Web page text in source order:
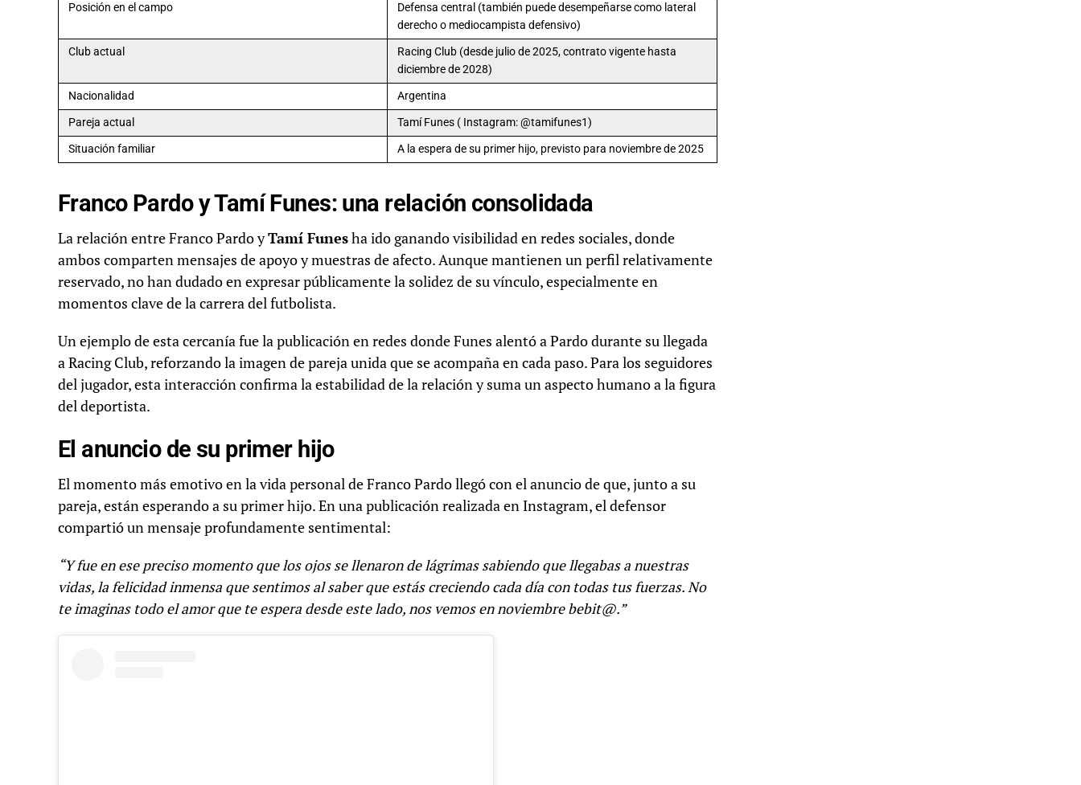
Posición en el campo
Defensa central (también puede desempeñarse como lateral
derecho o mediocampista defensivo)
Club actual
Racing Club (desde julio de 2025, contrato vigente hasta
diciembre de 2028)
Nacionalidad
Argentina
Pareja actual
Tamí Funes ( Instagram: @tamifunes1)
Situación familiar
A la espera de su primer hijo, previsto para noviembre de 2025
Franco Pardo y Tamí Funes: una relación consolidada
La relación entre Franco Pardo yTamí Funesha ido ganando visibilidad en redes sociales, donde
ambos comparten mensajes de apoyo y muestras de afecto. Aunque mantienen un perfil relativamente
reservado, no han dudado en expresar públicamente la solidez de su vínculo, especialmente en
momentos clave de la carrera del futbolista.
Un ejemplo de esta cercanía fue la publicación en redes donde Funes alentó a Pardo durante su llegada
a Racing Club, reforzando la imagen de pareja unida que se acompaña en cada paso. Para los seguidores
del jugador, esta interacción confirma la estabilidad de la relación y suma un aspecto humano a la figura
del deportista.
El anuncio de su primer hijo
El momento más emotivo en la vida personal de Franco Pardo llegó con el anuncio de que, junto a su
pareja, están esperando a su primer hijo. En una publicación realizada en Instagram, el defensor
compartió un mensaje profundamente sentimental:
“Y fue en ese preciso momento que los ojos se llenaron de lágrimas sabiendo que llegabas a nuestras
vidas, la felicidad inmensa que sentimos al saber que estás creciendo cada día con todas tus fuerzas. No
te imaginas todo el amor que te espera desde este lado, nos vemos en noviembre bebit@.”